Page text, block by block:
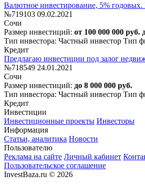
Валютное инвестирование, 5%
№719103 09.02.2021
Сочи
Размер инвестиций: от 100 000 000 руб.
Тип инвестора: Частный инвестор Тип
Кредит
Предлагаю инвестиции под залог
№718549 24.01.2021
Сочи
Размер инвестиций: до 8 000 000 руб.
Тип инвестора: Частный инвестор Тип
Кредит
Инвестиции
Инвестиционные проекты Инвесторы
Информация
Статьи, аналитика Новости
Пользователю
Реклама на сайте Личный кабинет
Пользовательское соглашение
InvestBaza.ru © 2026